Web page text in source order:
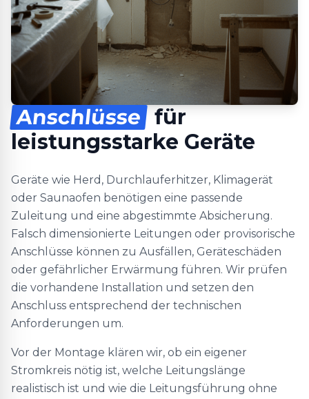
Anschlüsse für
leistungsstarke Geräte
Geräte wie Herd, Durchlauferhitzer, Klimagerät
oder Saunaofen benötigen eine passende
Zuleitung und eine abgestimmte Absicherung.
Falsch dimensionierte Leitungen oder provisorische
Anschlüsse können zu Ausfällen, Geräteschäden
oder gefährlicher Erwärmung führen. Wir prüfen
die vorhandene Installation und setzen den
Anschluss entsprechend der technischen
Anforderungen um.
Vor der Montage klären wir, ob ein eigener
Stromkreis nötig ist, welche Leitungslänge
realistisch ist und wie die Leitungsführung ohne